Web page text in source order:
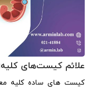
علائم کیست‌های
کیست های ساده کلیه